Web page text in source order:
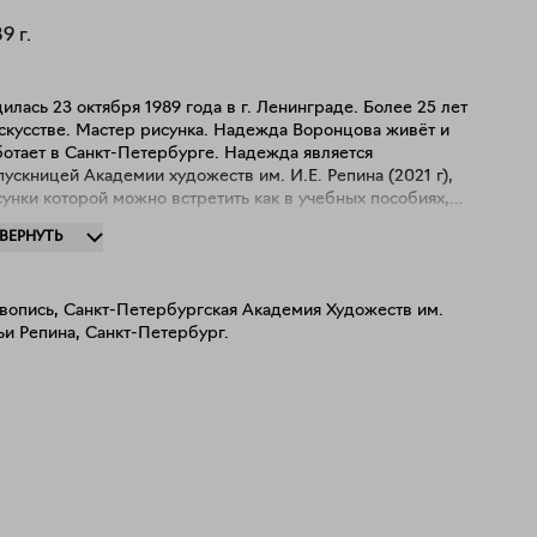
г.
23 октября 1989 года в г. Ленинграде. Более 25 лет
Мастер рисунка. Надежда Воронцова живёт и
в Санкт-Петербурге. Надежда является
Академии художеств им. И.Е. Репина (2021 г),
которой можно встретить как в учебных пособиях,
различных техник: печатной графики и живописи, а
«Лучшие наброски и зарисовки» от Академии
им. И.Е.Репина. С 2019 года Надежда является
Санкт-Петербургская Академия Художеств им.
Репина, Санкт-Петербург.